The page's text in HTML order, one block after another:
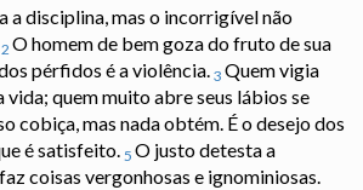
a disciplina, mas o incorrigível não
2 O homem de bem goza do fruto de sua
pérfidos é a violência. 3 Quem vigia
vida; quem muito abre seus lábios se
cobiça, mas nada obtém. É o desejo dos
é satisfeito. 5 O justo detesta a
coisas vergonhosas e ignominiosas.